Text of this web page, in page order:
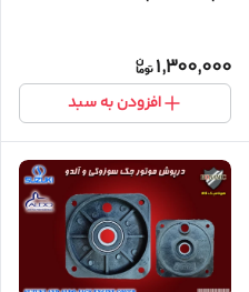
1,300,000
افزودن به سبد